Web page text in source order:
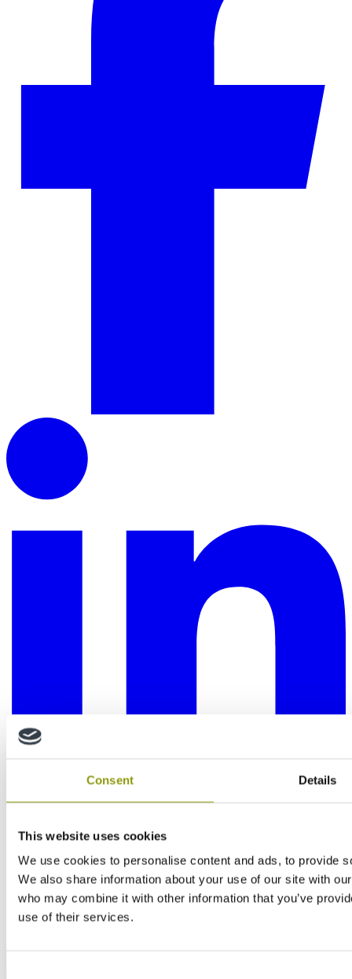
Consent Details
This website uses cookies
We use cookies to personalise content and ads, to provide
We also share information about your use of our site with
who may combine it with other information that you’ve
use of their services.